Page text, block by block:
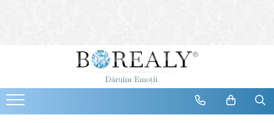
Bijuterii
Cercei
Bratari